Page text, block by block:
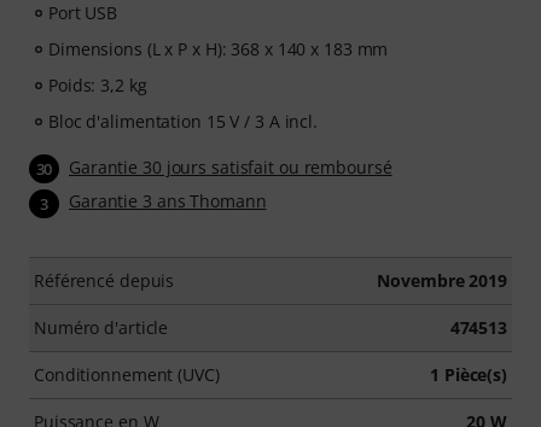
Port USB
Dimensions (L x P x H): 368 x 140 x 183 mm
Poids: 3,2 kg
Bloc d'alimentation 15 V / 3 A incl.
30 Garantie 30 jours satisfait ou remboursé
3 Garantie 3 ans Thomann
Référencé depuis Novembre 2019
Numéro d'article 474513
Conditionnement (UVC) 1 Pièce(s)
Puissance en W 20 W